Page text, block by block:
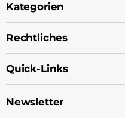
Kategorien
Rechtliches
Quick-Links
Newsletter